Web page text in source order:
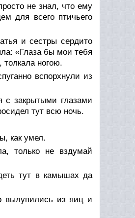
не знал, что ему
для всего птичьего
и сестры сердито
«Глаза бы мои тебя
ногою.
вспорхнули из
с закрытыми глазами
тут всю ночь.
как умел.
только не вздумай
тут в камышах да
вылупились из яиц и